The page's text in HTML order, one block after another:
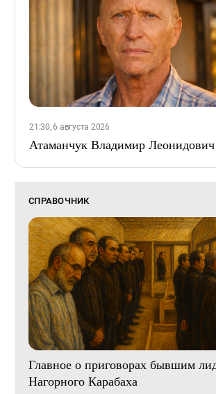
21:30, 6 августа 2026
Атаманчук Владимир Леонидович
СПРАВОЧНИК
Главное о приговорах бывшим
Нагорного Карабаха